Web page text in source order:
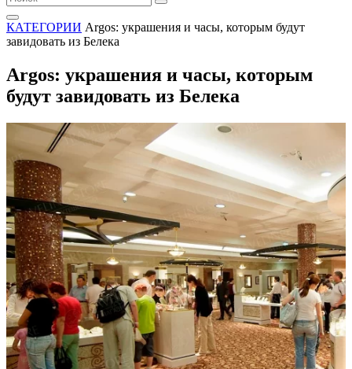
КАТЕГОРИИ Argos: украшения и часы, которым будут
завидовать из Белека
Argos: украшения и часы, которым
будут завидовать из Белека